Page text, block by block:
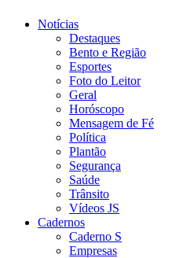
Notícias
Destaques
Bento e Região
Esportes
Foto do Leitor
Geral
Horóscopo
Mensagem de Fé
Política
Plantão
Segurança
Saúde
Trânsito
Vídeos JS
Cadernos
Caderno S
Empresas